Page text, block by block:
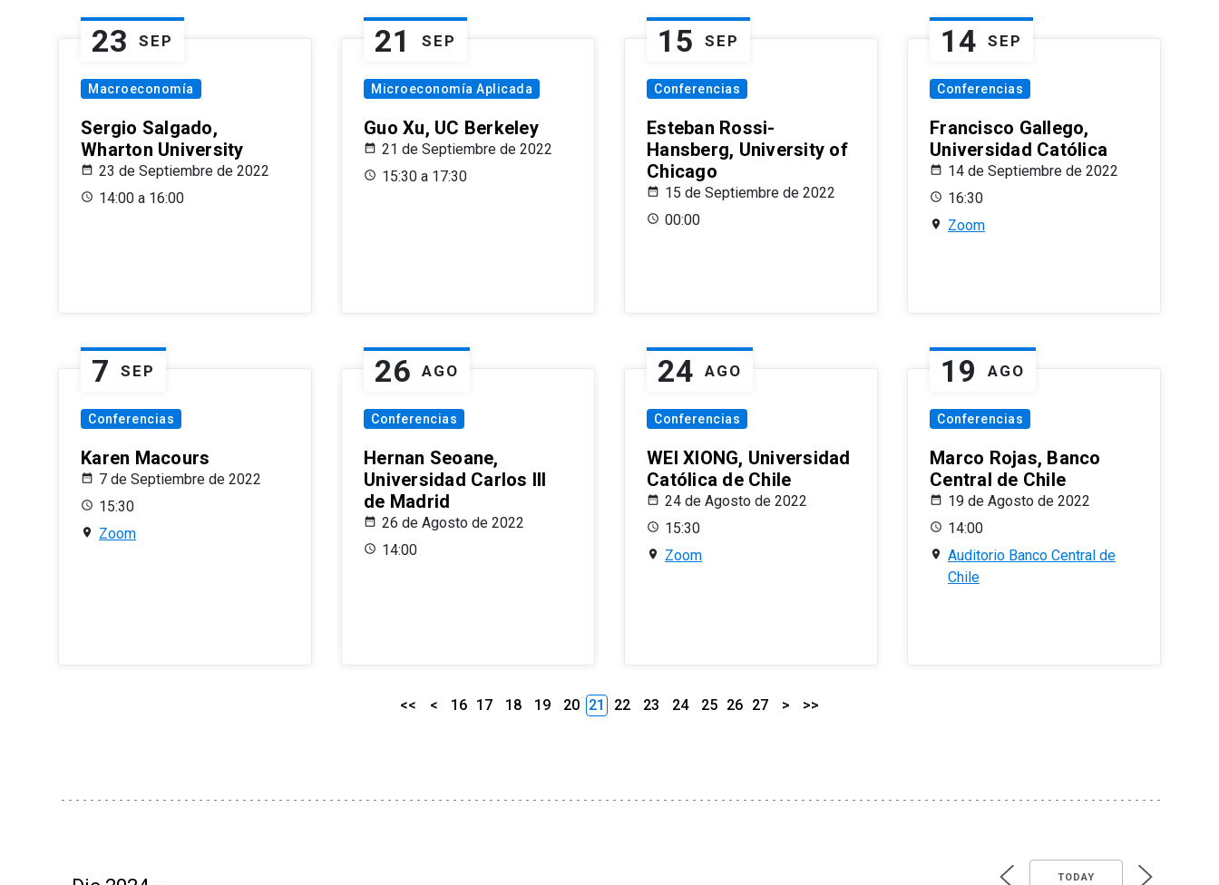
23 SEP
Macroeconomía
Sergio Salgado,
Wharton University
23 de Septiembre de 2022
14:00 a 16:00
21 SEP
Microeconomía Aplicada
Guo Xu, UC Berkeley
21 de Septiembre de 2022
15:30 a 17:30
15 SEP
Conferencias
Esteban Rossi-
Hansberg, University of
Chicago
15 de Septiembre de 2022
00:00
14 SEP
Conferencias
Francisco Gallego,
Universidad Católica
14 de Septiembre de 2022
16:30
Zoom
7 SEP
Conferencias
Karen Macours
7 de Septiembre de 2022
15:30
Zoom
26 AGO
Conferencias
Hernan Seoane,
Universidad Carlos III
de Madrid
26 de Agosto de 2022
14:00
24 AGO
Conferencias
WEI XIONG, Universidad
Católica de Chile
24 de Agosto de 2022
15:30
Zoom
19 AGO
Conferencias
Marco Rojas, Banco
Central de Chile
19 de Agosto de 2022
14:00
Auditorio Banco Central de
Chile
<< < 16 17 18 19 20 21 22 23 24 25 26 27 > >>
TODAY